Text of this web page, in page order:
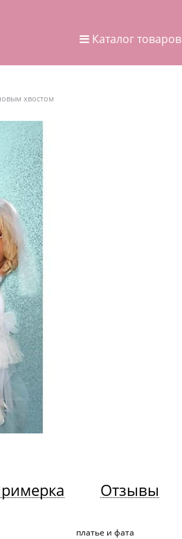
Каталог товаров
хвостом
Отзывы
платье и фата